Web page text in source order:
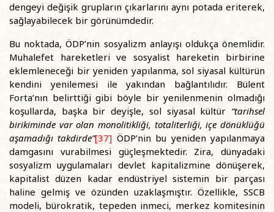
dengeyi değişik grupların çıkarlarını aynı potada eriterek,
sağlayabilecek bir görünümdedir.
Bu noktada, ÖDP’nin sosyalizm anlayışı oldukça önemlidir.
Muhalefet hareketleri ve sosyalist hareketin birbirine
eklemleneceği bir yeniden yapılanma, sol siyasal kültürün
kendini yenilemesi ile yakından bağlantılıdır. Bülent
Forta’nın belirttiği gibi böyle bir yenilenmenin olmadığı
koşullarda, başka bir deyişle, sol siyasal kültür “tarihsel
birikiminde var olan monolitikliği, totaliterliği, içe dönüklüğü
aşamadığı takdirde”[37] ÖDP’nin bu yeniden yapılanmaya
damgasını vurabilmesi güçleşmektedir. Zira, dünyadaki
sosyalizm uygulamaları devlet kapitalizmine dönüşerek,
kapitalist düzen kadar endüstriyel sistemin bir parçası
haline gelmiş ve özünden uzaklaşmıştır. Özellikle, SSCB
modeli, bürokratik, tepeden inmeci, merkez komitesinin